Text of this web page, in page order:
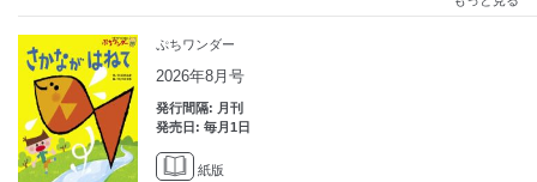
ぷちワンダー
2026年8月号
発行間隔: 月刊
発売日: 毎月1日
紙版